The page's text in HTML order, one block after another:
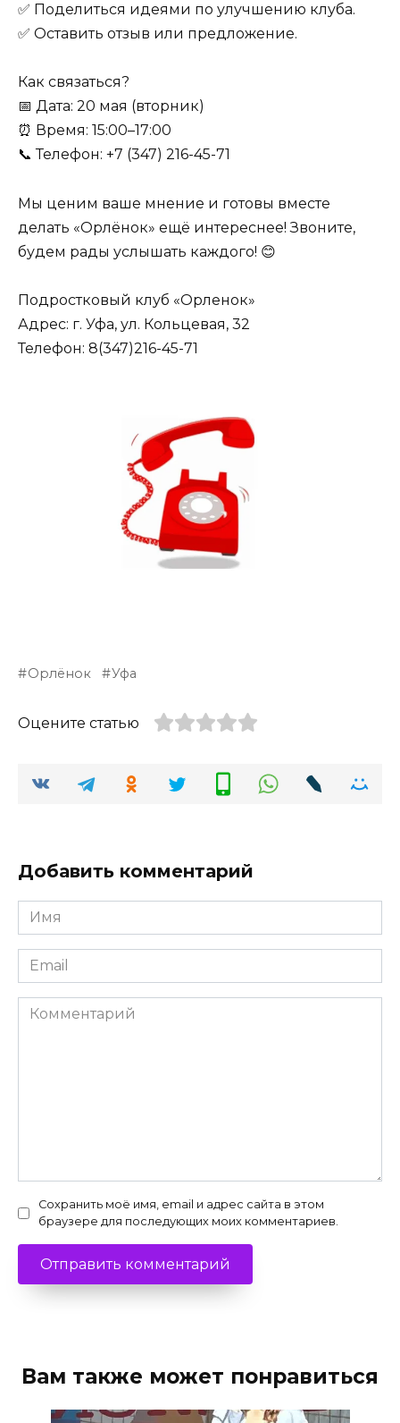
✅ Поделиться идеями по улучшению клуба.
✅ Оставить отзыв или предложение.
Как связаться?
📅 Дата: 20 мая (вторник)
⏰ Время: 15:00–17:00
📞 Телефон: +7 (347) 216-45-71
Мы ценим ваше мнение и готовы вместе
делать «Орлёнок» ещё интереснее! Звоните,
будем рады услышать каждого! 😊
Подростковый клуб «Орленок»
Адрес: г. Уфа, ул. Кольцевая, 32
Телефон: 8(347)216-45-71
Орлёнок Уфа
Оцените статью
Добавить комментарий
Имя
*
Email
*
Комментарий
Сохранить моё имя, email и адрес сайта в этом
браузере для последующих моих комментариев.
Вам также может понравиться